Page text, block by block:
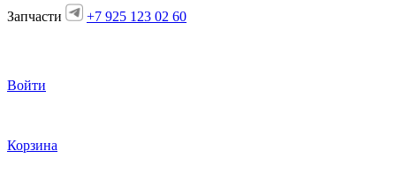
Запчасти +7 925 123 02 60
Войти
Корзина